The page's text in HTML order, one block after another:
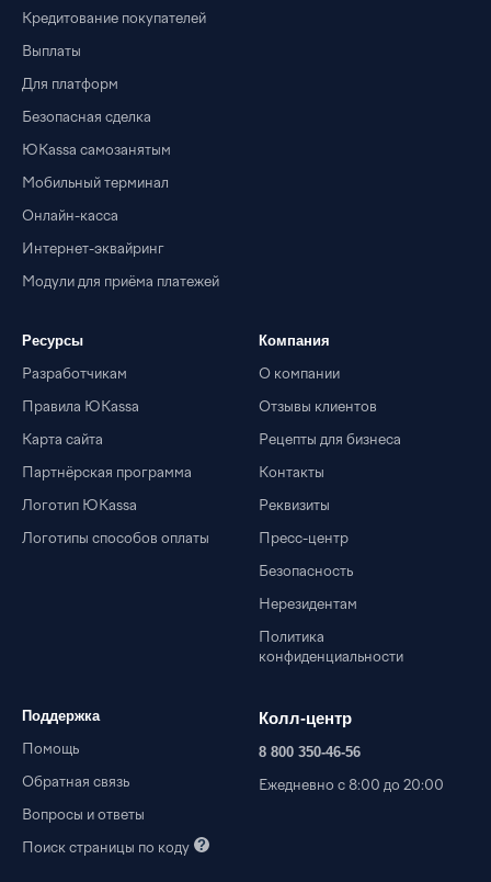
Кредитование покупателей
Выплаты
Для платформ
Безопасная сделка
ЮKassa самозанятым
Мобильный терминал
Онлайн-касса
Интернет-эквайринг
Модули для приёма платежей
Ресурсы
Разработчикам
Правила ЮKassa
Карта сайта
Партнёрская программа
Логотип ЮKassa
Логотипы способов оплаты
Компания
О компании
Отзывы клиентов
Рецепты для бизнеса
Контакты
Реквизиты
Пресс-центр
Безопасность
Нерезидентам
Политика
конфиденциальности
Поддержка
Помощь
Обратная связь
Вопросы и ответы
Поиск страницы по коду
Колл-центр
8 800 350-46-56
Ежедневно с 8:00 до 20:00